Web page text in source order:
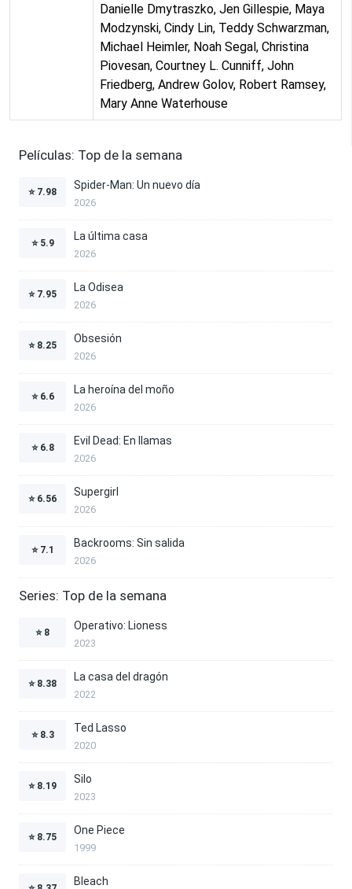
Danielle Dmytraszko, Jen Gillespie, Maya
Modzynski, Cindy Lin, Teddy Schwarzman,
Michael Heimler, Noah Segal, Christina
Piovesan, Courtney L. Cunniff, John
Friedberg, Andrew Golov, Robert Ramsey,
Mary Anne Waterhouse
Películas: Top de la semana
⭐ 7.98
Spider-Man: Un nuevo día
2026
⭐ 5.9
La última casa
2026
⭐ 7.95
La Odisea
2026
⭐ 8.25
Obsesión
2026
⭐ 6.6
La heroína del moño
2026
⭐ 6.8
Evil Dead: En llamas
2026
⭐ 6.56
Supergirl
2026
⭐ 7.1
Backrooms: Sin salida
2026
Series: Top de la semana
⭐ 8
Operativo: Lioness
2023
⭐ 8.38
La casa del dragón
2022
⭐ 8.3
Ted Lasso
2020
⭐ 8.19
Silo
2023
⭐ 8.75
One Piece
1999
Bleach